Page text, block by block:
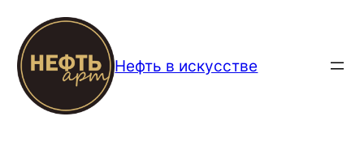
Перейти
содержимому
Нефть в искусстве